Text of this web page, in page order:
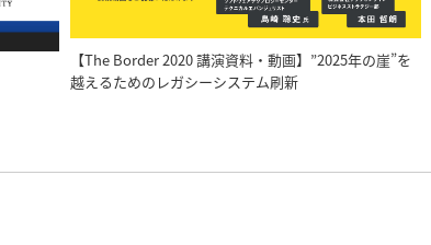
【The Border 2020 講演資料・動画】”2025年の崖”を
越えるためのレガシーシステム刷新